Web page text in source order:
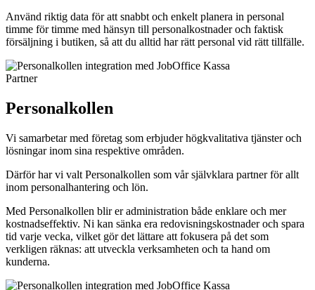
Använd riktig data för att snabbt och enkelt planera in personal
timme för timme med hänsyn till personalkostnader och faktisk
försäljning i butiken, så att du alltid har rätt personal vid rätt tillfälle.
Partner
Personalkollen
Vi samarbetar med företag som erbjuder högkvalitativa tjänster och
lösningar inom sina respektive områden.
Därför har vi valt Personalkollen som vår självklara partner för allt
inom personalhantering och lön.
Med Personalkollen blir er administration både enklare och mer
kostnadseffektiv. Ni kan sänka era redovisningskostnader och spara
tid varje vecka, vilket gör det lättare att fokusera på det som
verkligen räknas: att utveckla verksamheten och ta hand om
kunderna.